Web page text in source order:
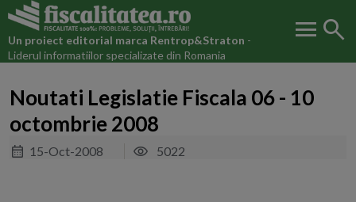
Un proiect editorial marca Rentrop&Straton -
Liderul informatiilor specializate din Romania
menu search
Noutati Legislatie Fiscala 06 - 10
octombrie 2008
15-Oct-2008 5022